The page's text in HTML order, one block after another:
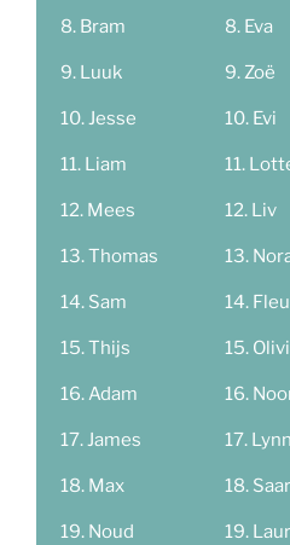
Bram
Luuk
Jesse
Liam
Mees
Thomas
Sam
Thijs
Adam
James
Max
Noud
Eva
Zoë
Evi
Liv
Lynn
Saar